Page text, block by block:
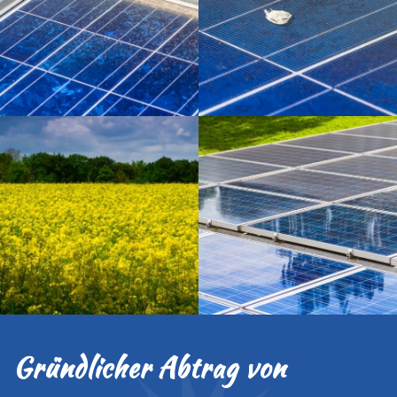
Gründlicher Abtrag von